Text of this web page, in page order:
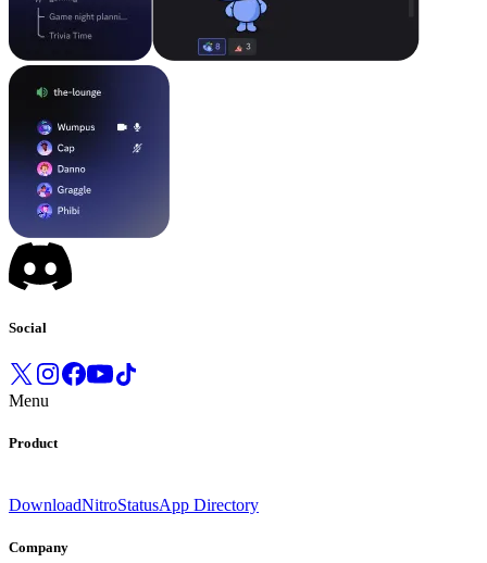
Social
Menu
Product
DownloadNitroStatusApp Directory
Company